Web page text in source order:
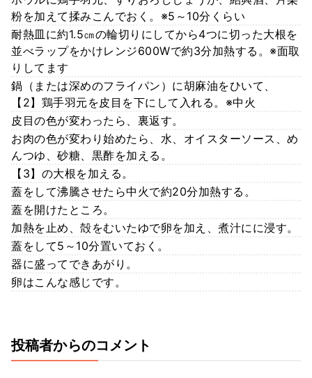
粉を加えて揉みこんでおく。※5～10分くらい
耐熱皿に約1.5㎝の輪切りにしてから4つに切った大根を
並べラップをかけレンジ600Wで約3分加熱する。※面取
りしてます
鍋（または深めのフライパン）に胡麻油をひいて、
【2】鶏手羽元を皮目を下にして入れる。※中火
皮目の色が変わったら、裏返す。
お肉の色が変わり始めたら、水、オイスターソース、め
んつゆ、砂糖、黒酢を加える。
【3】の大根を加える。
蓋をして沸騰させたら中火で約20分加熱する。
蓋を開けたところ。
加熱を止め、殻をむいたゆで卵を加え、煮汁にに浸す。
蓋をして5～10分置いておく。
器に盛ってできあがり。
卵はこんな感じです。
投稿者からのコメント